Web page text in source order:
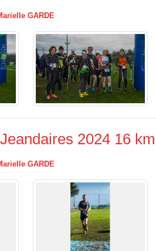
GARDE
2024 16 km
GARDE